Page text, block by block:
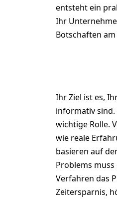
entsteht ein
Ihr
Botschaften
Ihr Ziel ist es,
informativ sind.
wichtige Rolle.
wie reale
basieren auf
Problems
Verfahren das
Zeitersparnis,